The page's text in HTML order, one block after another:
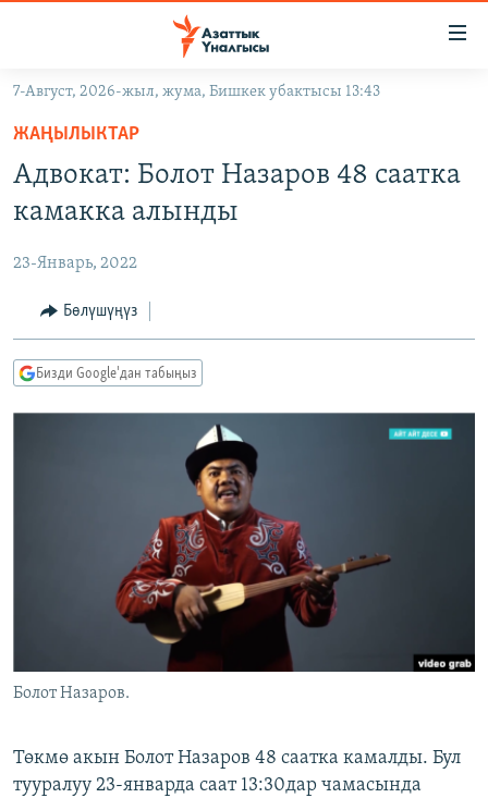
Навигацияга
өтүңүз
Издөөгө
салыңыз
ЭКОНОМИКА
МАДАНИЯТ
ДҮЙНӨ
БОРБОР АЗИЯ
АТАЙЫН ИЛИКТӨӨ
ТВ ПРОГРАММАЛАР
ЭКСПЕРТТЕР ТАЛДАЙТ
ЫҢГАЙСЫЗ СУРООЛОР
ӨЗГӨЧӨ ПИКИР
ЭЕ/АРнун бардык сайттары
7-Август, 2026-жыл, жума, Бишкек убактысы 13:43
ЖАҢЫЛЫКТАР
Адвокат: Болот Назаров 48 саатка
камакка алынды
23-Январь, 2022
Бөлүшүңүз
Бизди Google'дан табыңыз
Болот Назаров.
Төкмө акын Болот Назаров 48 саатка камалды. Бул
тууралуу 23-январда саат 13:30дар чамасында